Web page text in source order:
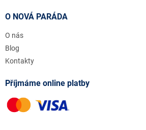
O NOVÁ PARÁDA
O nás
Blog
Kontakty
Příjmáme online platby